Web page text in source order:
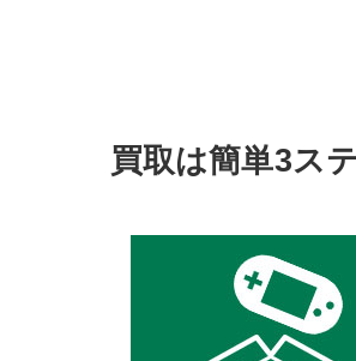
買取は簡単3ス